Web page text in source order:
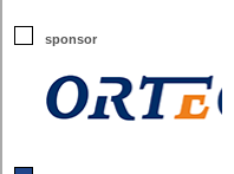
sponsor